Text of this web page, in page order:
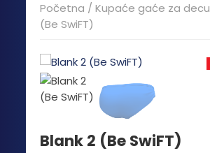
Početna / Kupaće gaće za decu
(Be SwiFT)
Blank 2 (Be SwiFT)